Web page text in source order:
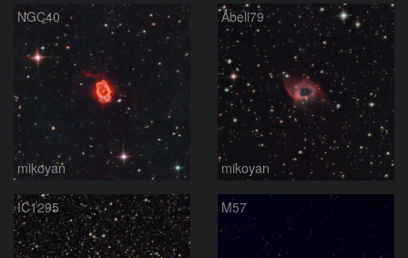
NGC40
mikoyan
Abell79
mikoyan
IC1295 M57